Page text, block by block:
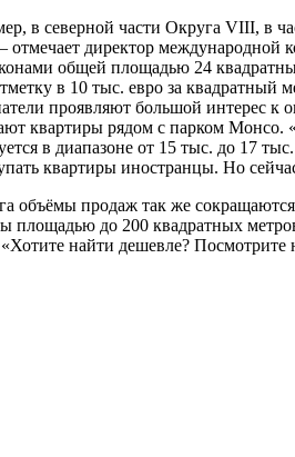
в северной части Округа VIII, в
– отмечает директор
общей площадью 24
в 10 тыс. евро за квадратный
проявляют большой интерес
квартиры рядом с парком
в диапазоне от 15 тыс. до 17
квартиры иностранцы. Но
продаж так же
до 200 квадратных
найти дешевле?